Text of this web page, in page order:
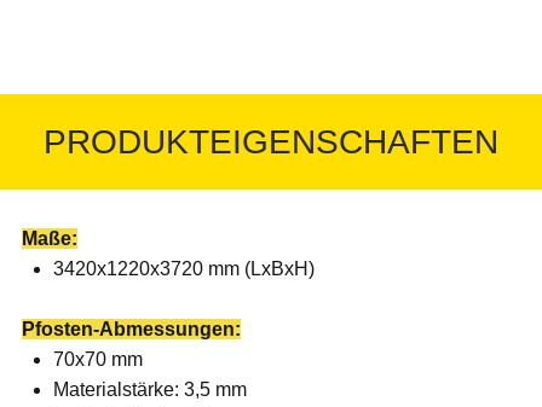
PRODUKTEIGENSCHAFTEN
Maße:
3420x1220x3720 mm (LxBxH)
Pfosten-Abmessungen:
70x70 mm
Materialstärke: 3,5 mm